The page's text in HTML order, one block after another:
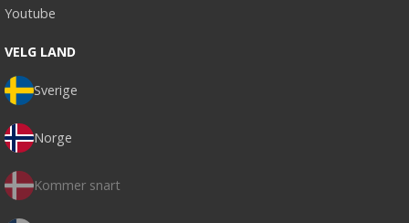
Youtube
VELG LAND
Sverige
Norge
Kommer snart